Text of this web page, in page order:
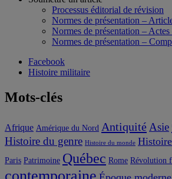
Processus éditorial de révision
Normes de présentation –
Normes de présentation –
Normes de présentation –
Facebook
Histoire militaire
Mots-clés
Afrique Amérique du Nord Antiquité Asie
Histoire du genre Histoire du monde
Paris Patrimoine Québec Rome Révolution